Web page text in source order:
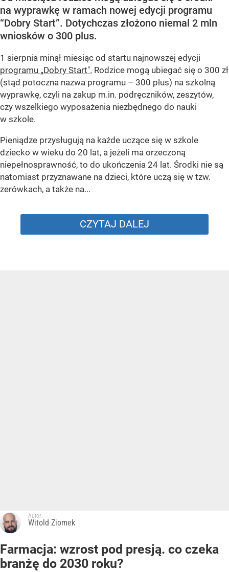
na wyprawkę w ramach nowej edycji programu
“Dobry Start”. Dotychczas złożono niemal 2 mln
wniosków o 300 plus.
1 sierpnia minął miesiąc od startu najnowszej edycji
programu „Dobry Start". Rodzice mogą ubiegać się o 300 zł
(stąd potoczna nazwa programu – 300 plus) na szkolną
wyprawkę, czyli na zakup m.in. podręczników, zeszytów,
czy wszelkiego wyposażenia niezbędnego do nauki
w szkole.
Pieniądze przysługują na każde uczące się w szkole
dziecko w wieku do 20 lat, a jeżeli ma orzeczoną
niepełnosprawność, to do ukończenia 24 lat. Środki nie są
natomiast przyznawane na dzieci, które uczą się w tzw.
zerówkach, a także na...
CZYTAJ DALEJ
Autor:
Witold Ziomek
Farmacja: wzrost pod presją. co czeka
branżę do 2030 roku?